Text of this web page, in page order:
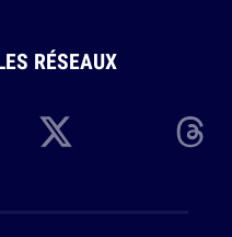
RÉSEAUX